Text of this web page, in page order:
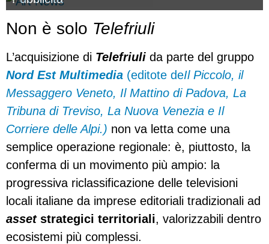
Non è solo Telefriuli
L’acquisizione di Telefriuli da parte del gruppo
Nord Est Multimedia (editote deIl Piccolo, il
Messaggero Veneto, Il Mattino di Padova, La
Tribuna di Treviso, La Nuova Venezia e Il
Corriere delle Alpi.) non va letta come una
semplice operazione regionale: è, piuttosto, la
conferma di un movimento più ampio: la
progressiva riclassificazione delle televisioni
locali italiane da imprese editoriali tradizionali ad
assetstrategici territoriali, valorizzabili dentro
ecosistemi più complessi.